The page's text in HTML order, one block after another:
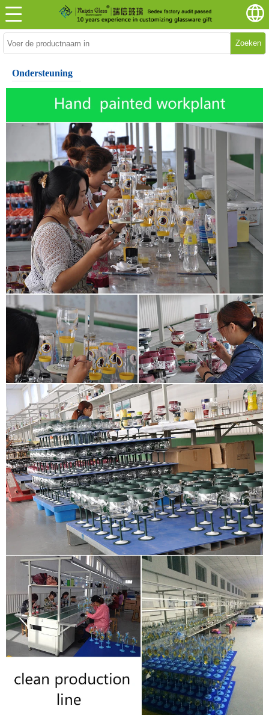
Zoeken
Ondersteuning